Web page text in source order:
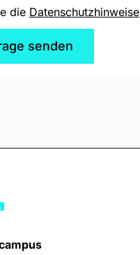
die Datenschutzhinweise
senden